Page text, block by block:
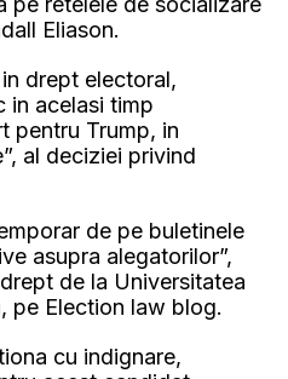
Eliason.
drept electoral,
in acelasi timp
pentru Trump, in
al deciziei privind
de pe buletinele
asupra alegatorilor”,
de la Universitatea
pe Election law blog.
cu indignare,